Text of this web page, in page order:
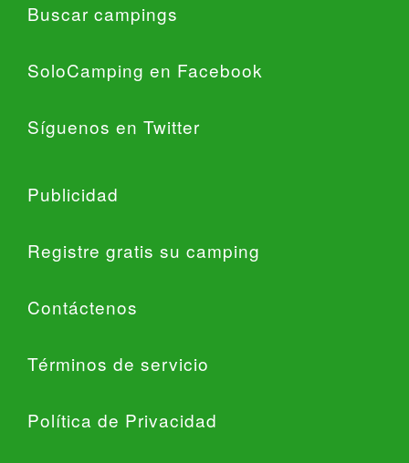
Buscar campings
SoloCamping en Facebook
Síguenos en Twitter
Publicidad
Registre gratis su camping
Contáctenos
Términos de servicio
Política de Privacidad